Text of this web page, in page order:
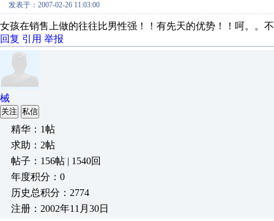
发表于：2007-02-26 11:03:00
女孩在销售上做的往往比男性强！！有先天的优势！！呵。。
回复 引用 举报
械
关注 私信
精华：1帖
求助：2帖
帖子：156帖 | 1540回
年度积分：0
历史总积分：2774
注册：2002年11月30日